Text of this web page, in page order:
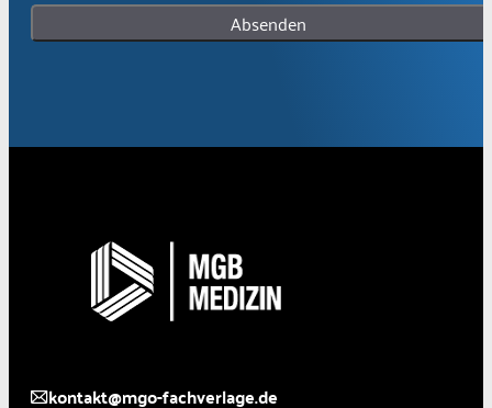
Absenden
kontakt@mgo-fachverlage.de